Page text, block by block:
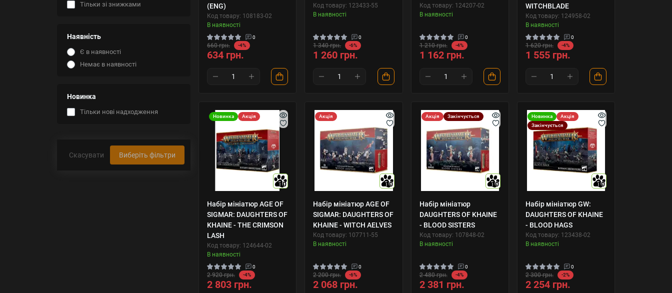
Тільки зі знижками
Наявність
Є в наявності
Немає в наявності
Новинка
Тільки нові надходження
Скасувати Виберіть фільтри
(ENG)
Код товару: 108183-02
В наявності
0
660 грн. -4%
634 грн.
Код товару: 123433-55
В наявності
0
1 340 грн. -6%
1 260 грн.
Код товару: 124207-02
В наявності
0
1 210 грн. -4%
1 162 грн.
WITCHBLADE
Код товару: 124958-02
В наявності
0
1 620 грн. -4%
1 555 грн.
Новинка Акція
10
Набір мініатюр AGE OF
SIGMAR: DAUGHTERS OF
KHAINE - THE CRIMSON
LASH
Код товару: 124644-02
В наявності
0
2 920 грн. -4%
2 803 грн.
Акція
10
Набір мініатюр AGE OF
SIGMAR: DAUGHTERS OF
KHAINE - WITCH AELVES
Код товару: 107711-55
В наявності
0
2 200 грн. -6%
2 068 грн.
Акція Закінчується
10
Набір мініатюр
DAUGHTERS OF KHAINE
- BLOOD SISTERS
Код товару: 107848-02
В наявності
0
2 480 грн. -4%
2 381 грн.
Новинка
Акція
Закінчується
10
Набір мініатюр GW:
DAUGHTERS OF KHAINE
- BLOOD HAGS
Код товару: 123438-02
В наявності
0
2 300 грн. -2%
2 254 грн.